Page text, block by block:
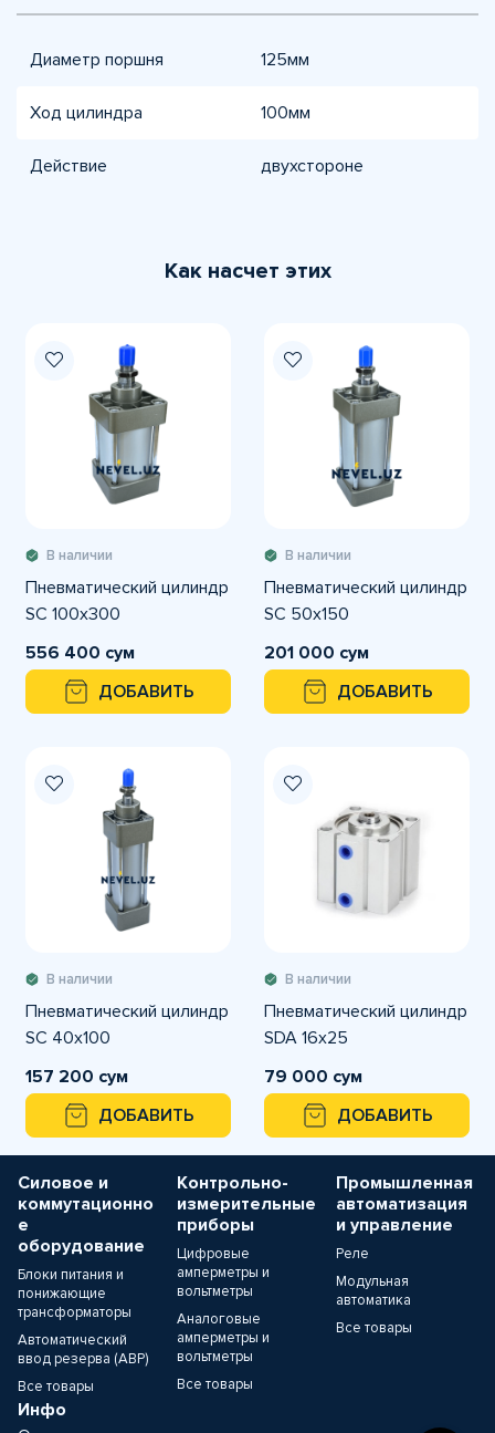
Диаметр поршня 125мм
Ход цилиндра 100мм
Действиe двухсторонe
Как насчет этих
В наличии
Пневматический цилиндр
SC 100x300
556 400 сум
ДОБАВИТЬ
В наличии
Пневматический цилиндр
SC 50x150
201 000 сум
ДОБАВИТЬ
В наличии
Пневматический цилиндр
SC 40x100
157 200 сум
ДОБАВИТЬ
В наличии
Пневматический цилиндр
SDA 16x25
79 000 сум
ДОБАВИТЬ
Силовое и
коммутационно
е
оборудование
Блоки питания и
понижающие
трансформаторы
Автоматический
ввод резерва (АВР)
Все товары
Контрольно-
измерительные
приборы
Цифровые
амперметры и
вольтметры
Аналоговые
амперметры и
вольтметры
Все товары
Промышленная
автоматизация
и управление
Реле
Модульная
автоматика
Все товары
Инфо